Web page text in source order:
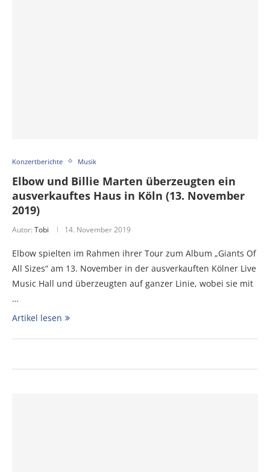
Konzertberichte Musik
Elbow und Billie Marten überzeugten ein
ausverkauftes Haus in Köln (13. November
2019)
Autor: Tobi 14. November 2019
Elbow spielten im Rahmen ihrer Tour zum Album „Giants Of
All Sizes“ am 13. November in der ausverkauften Kölner Live
Music Hall und überzeugten auf ganzer Linie, wobei sie mit
…
Artikel lesen